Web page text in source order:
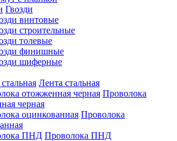
Гвозди
винтовые
строительные
толевые
финишные
шиферные
Лента стальная
Проволока
черная
Проволока
Проволока ПНД